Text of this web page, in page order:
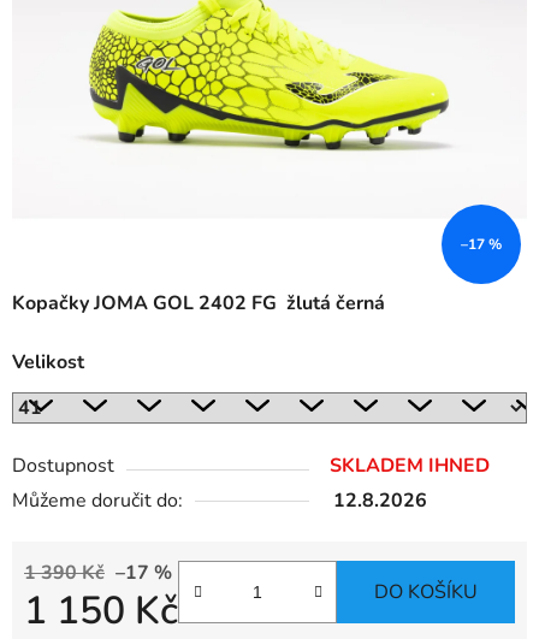
Kopačky JOMA GOL 2402 FG žlutá černá
Velikost
Dostupnost
SKLADEM IHNED
Můžeme doručit do:
12.8.2026
1 390 Kč –17 %
1 150 Kč DO KOŠÍKU
hvězdiček.
–17 %